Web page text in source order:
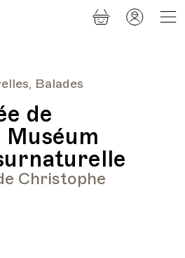
Balades
de
Christophe
Panier
Mon